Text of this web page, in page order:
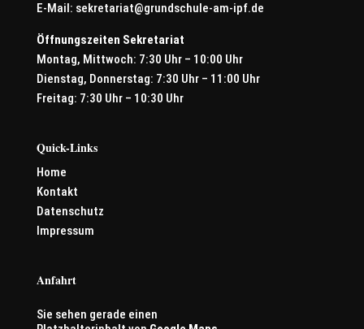
E-Mail: sekretariat@grundschule-am-ipf.de
Öffnungszeiten Sekretariat
Montag, Mittwoch: 7:30 Uhr – 10:00 Uhr
Dienstag, Donnerstag: 7:30 Uhr – 11:00 Uhr
Freitag: 7:30 Uhr – 10:30 Uhr
Quick-Links
Home
Kontakt
Datenschutz
Impressum
Anfahrt
Sie sehen gerade einen